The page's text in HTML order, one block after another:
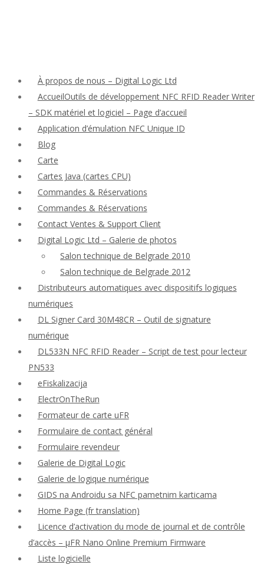
À propos de nous – Digital Logic Ltd
AccueilOutils de développement NFC RFID Reader Writer
– SDK matériel et logiciel – Page d’accueil
Application d’émulation NFC Unique ID
Blog
Carte
Cartes Java (cartes CPU)
Commandes & Réservations
Commandes & Réservations
Contact Ventes & Support Client
Digital Logic Ltd – Galerie de photos
Salon technique de Belgrade 2010
Salon technique de Belgrade 2012
Distributeurs automatiques avec dispositifs logiques
numériques
DL Signer Card 30M48CR – Outil de signature
numérique
DL533N NFC RFID Reader – Script de test pour lecteur
PN533
eFiskalizacija
ElectrOnTheRun
Formateur de carte uFR
Formulaire de contact général
Formulaire revendeur
Galerie de Digital Logic
Galerie de logique numérique
GIDS na Androidu sa NFC pametnim karticama
Home Page (fr translation)
Licence d’activation du mode de journal et de contrôle
d’accès – μFR Nano Online Premium Firmware
Liste logicielle